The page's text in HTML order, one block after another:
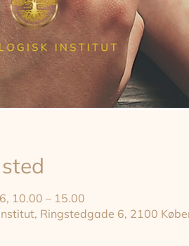
10.00 – 15.00
Ringstedgade 6, 2100